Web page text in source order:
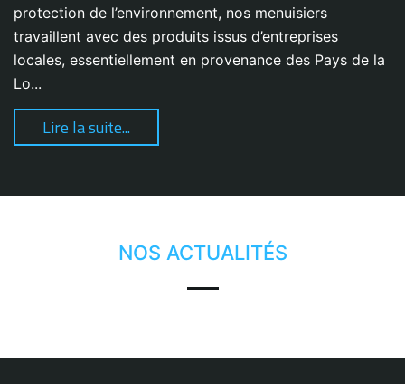
protection de l’environnement, nos menuisiers
travaillent avec des produits issus d’entreprises
locales, essentiellement en provenance des Pays de la
Lo...
Lire la suite...
NOS ACTUALITÉS